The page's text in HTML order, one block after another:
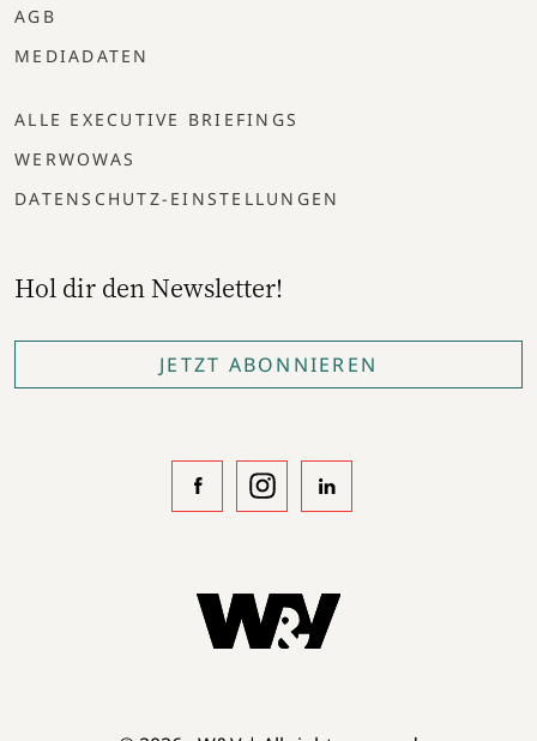
AGB
MEDIADATEN
ALLE EXECUTIVE BRIEFINGS
WERWOWAS
DATENSCHUTZ-EINSTELLUNGEN
Hol dir den Newsletter!
JETZT ABONNIEREN